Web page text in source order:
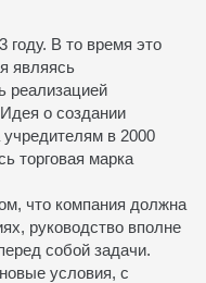
году. В то время это
являясь
реализацией
о создании
в 2000
торговая марка
что компания должна
руководство вполне
собой задачи.
условия, с